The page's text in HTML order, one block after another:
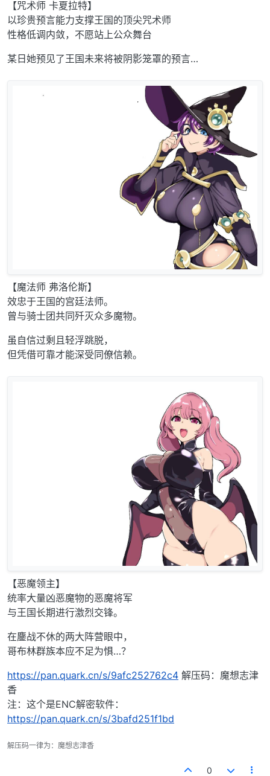
【咒术师 卡夏拉特】
以珍贵预言能力支撑王国的顶尖咒术师
性格低调内敛，不愿站上公众舞台
某日她预见了王国未来将被阴影笼罩的预言…
【魔法师 弗洛伦斯】
效忠于王国的宫廷法师。
曾与骑士团共同歼灭众多魔物。
虽自信过剩且轻浮跳脱，
但凭借可靠才能深受同僚信赖。
【恶魔领主】
统率大量凶恶魔物的恶魔将军
与王国长期进行激烈交锋。
在鏖战不休的两大阵营眼中，
哥布林群族本应不足为惧…？
https://pan.quark.cn/s/9afc252762c4 解压码：魔想志津
香
注：这个是ENC解密软件：
https://pan.quark.cn/s/3bafd251f1bd
解压码一律为：魔想志津香
0